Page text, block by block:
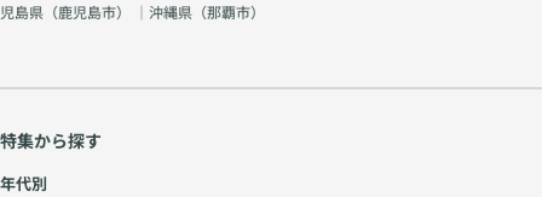
児島県（鹿児島市） ｜沖縄県（那覇市）
特集から探す
年代別